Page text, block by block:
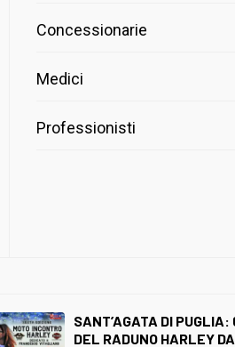
Concessionarie
Medici
Professionisti
SANT’AGATA DI PUGLIA:
DEL RADUNO HARLEY